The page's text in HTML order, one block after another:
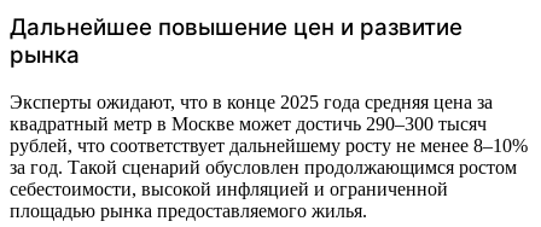
Дальнейшее повышение цен и развитие
рынка
Эксперты ожидают, что в конце 2025 года средняя цена за
квадратный метр в Москве может достичь 290–300 тысяч
рублей, что соответствует дальнейшему росту не менее 8–10%
за год. Такой сценарий обусловлен продолжающимся ростом
себестоимости, высокой инфляцией и ограниченной
площадью рынка предоставляемого жилья.